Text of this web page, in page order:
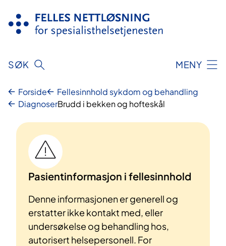
innhold
SØK MENY
Forside
Fellesinnhold sykdom og behandling
DiagnoserBrudd i bekken og hofteskål
Pasientinformasjon i fellesinnhold
Denne informasjonen er generell og
erstatter ikke kontakt med, eller
undersøkelse og behandling hos,
autorisert helsepersonell. For